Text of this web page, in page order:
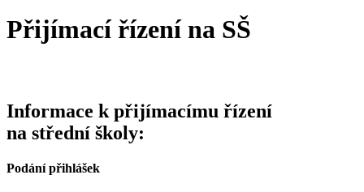
Přijímací řízení na SŠ
Informace k přijímacímu řízení
na střední školy:
Podání přihlášek